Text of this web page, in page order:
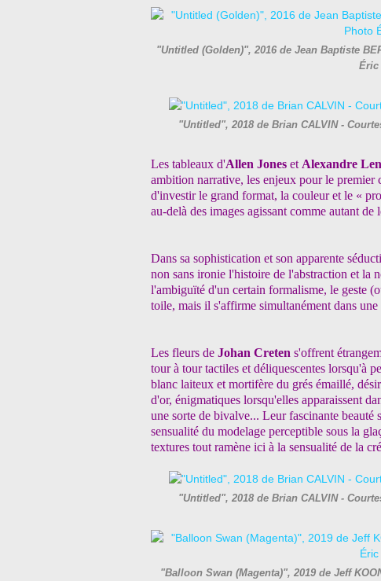
"Untitled (Golden)", 2016 de Jean Baptiste
Éric
"Untitled", 2018 de Brian CALVIN -
Les tableaux d'Allen Jones et Alexandre
ambition narrative, les enjeux pour le premier
d'investir le grand format, la couleur et le «
au-delà des images agissant comme autant de
Dans sa sophistication et son apparente
non sans ironie l'histoire de l'abstraction et la
l'ambiguïté d'un certain formalisme, le geste
toile, mais il s'affirme simultanément dans une
Les fleurs de Johan Creten s'offrent
tour à tour tactiles et déliquescentes lorsqu'à
blanc laiteux et mortifère du grés émaillé,
d'or, énigmatiques lorsqu'elles apparaissent
une sorte de bivalve... Leur fascinante beauté
sensualité du modelage perceptible sous la
textures tout ramène ici à la sensualité de la
"Untitled", 2018 de Brian CALVIN -
"Balloon Swan (Magenta)", 2019 de Jeff